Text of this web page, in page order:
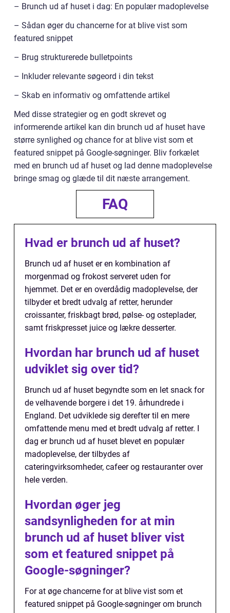
– Brunch ud af huset i dag: En populær madoplevelse
– Sådan øger du chancerne for at blive vist som
featured snippet
– Brug strukturerede bulletpoints
– Inkluder relevante søgeord i din tekst
– Skab en informativ og omfattende artikel
Med disse strategier og en godt skrevet og
informerende artikel kan din brunch ud af huset have
større synlighed og chance for at blive vist som et
featured snippet på Google-søgninger. Bliv forkælet
med en brunch ud af huset og lad denne madoplevelse
bringe smag og glæde til dit næste arrangement.
FAQ
Hvad er brunch ud af huset?
Brunch ud af huset er en kombination af
morgenmad og frokost serveret uden for
hjemmet. Det er en overdådig madoplevelse, der
tilbyder et bredt udvalg af retter, herunder
croissanter, friskbagt brød, pølse- og osteplader,
samt friskpresset juice og lækre desserter.
Hvordan har brunch ud af huset
udviklet sig over tid?
Brunch ud af huset begyndte som en let snack for
de velhavende borgere i det 19. århundrede i
England. Det udviklede sig derefter til en mere
omfattende menu med et bredt udvalg af retter. I
dag er brunch ud af huset blevet en populær
madoplevelse, der tilbydes af
cateringvirksomheder, cafeer og restauranter over
hele verden.
Hvordan øger jeg
sandsynligheden for at min
brunch ud af huset bliver vist
som et featured snippet på
Google-søgninger?
For at øge chancerne for at blive vist som et
featured snippet på Google-søgninger om brunch